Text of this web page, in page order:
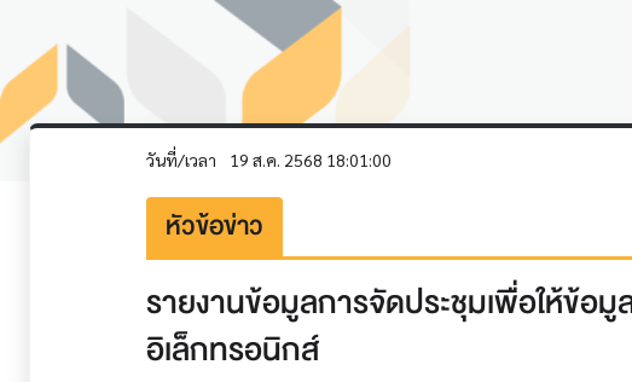
วันที่/เวลา 19 ส.ค. 2568 18:01:00
หัวข้อข่าว
รายงานข้อมูลการจัดประชุมเพื่อให้ข้อ
อิเล็กทรอนิกส์